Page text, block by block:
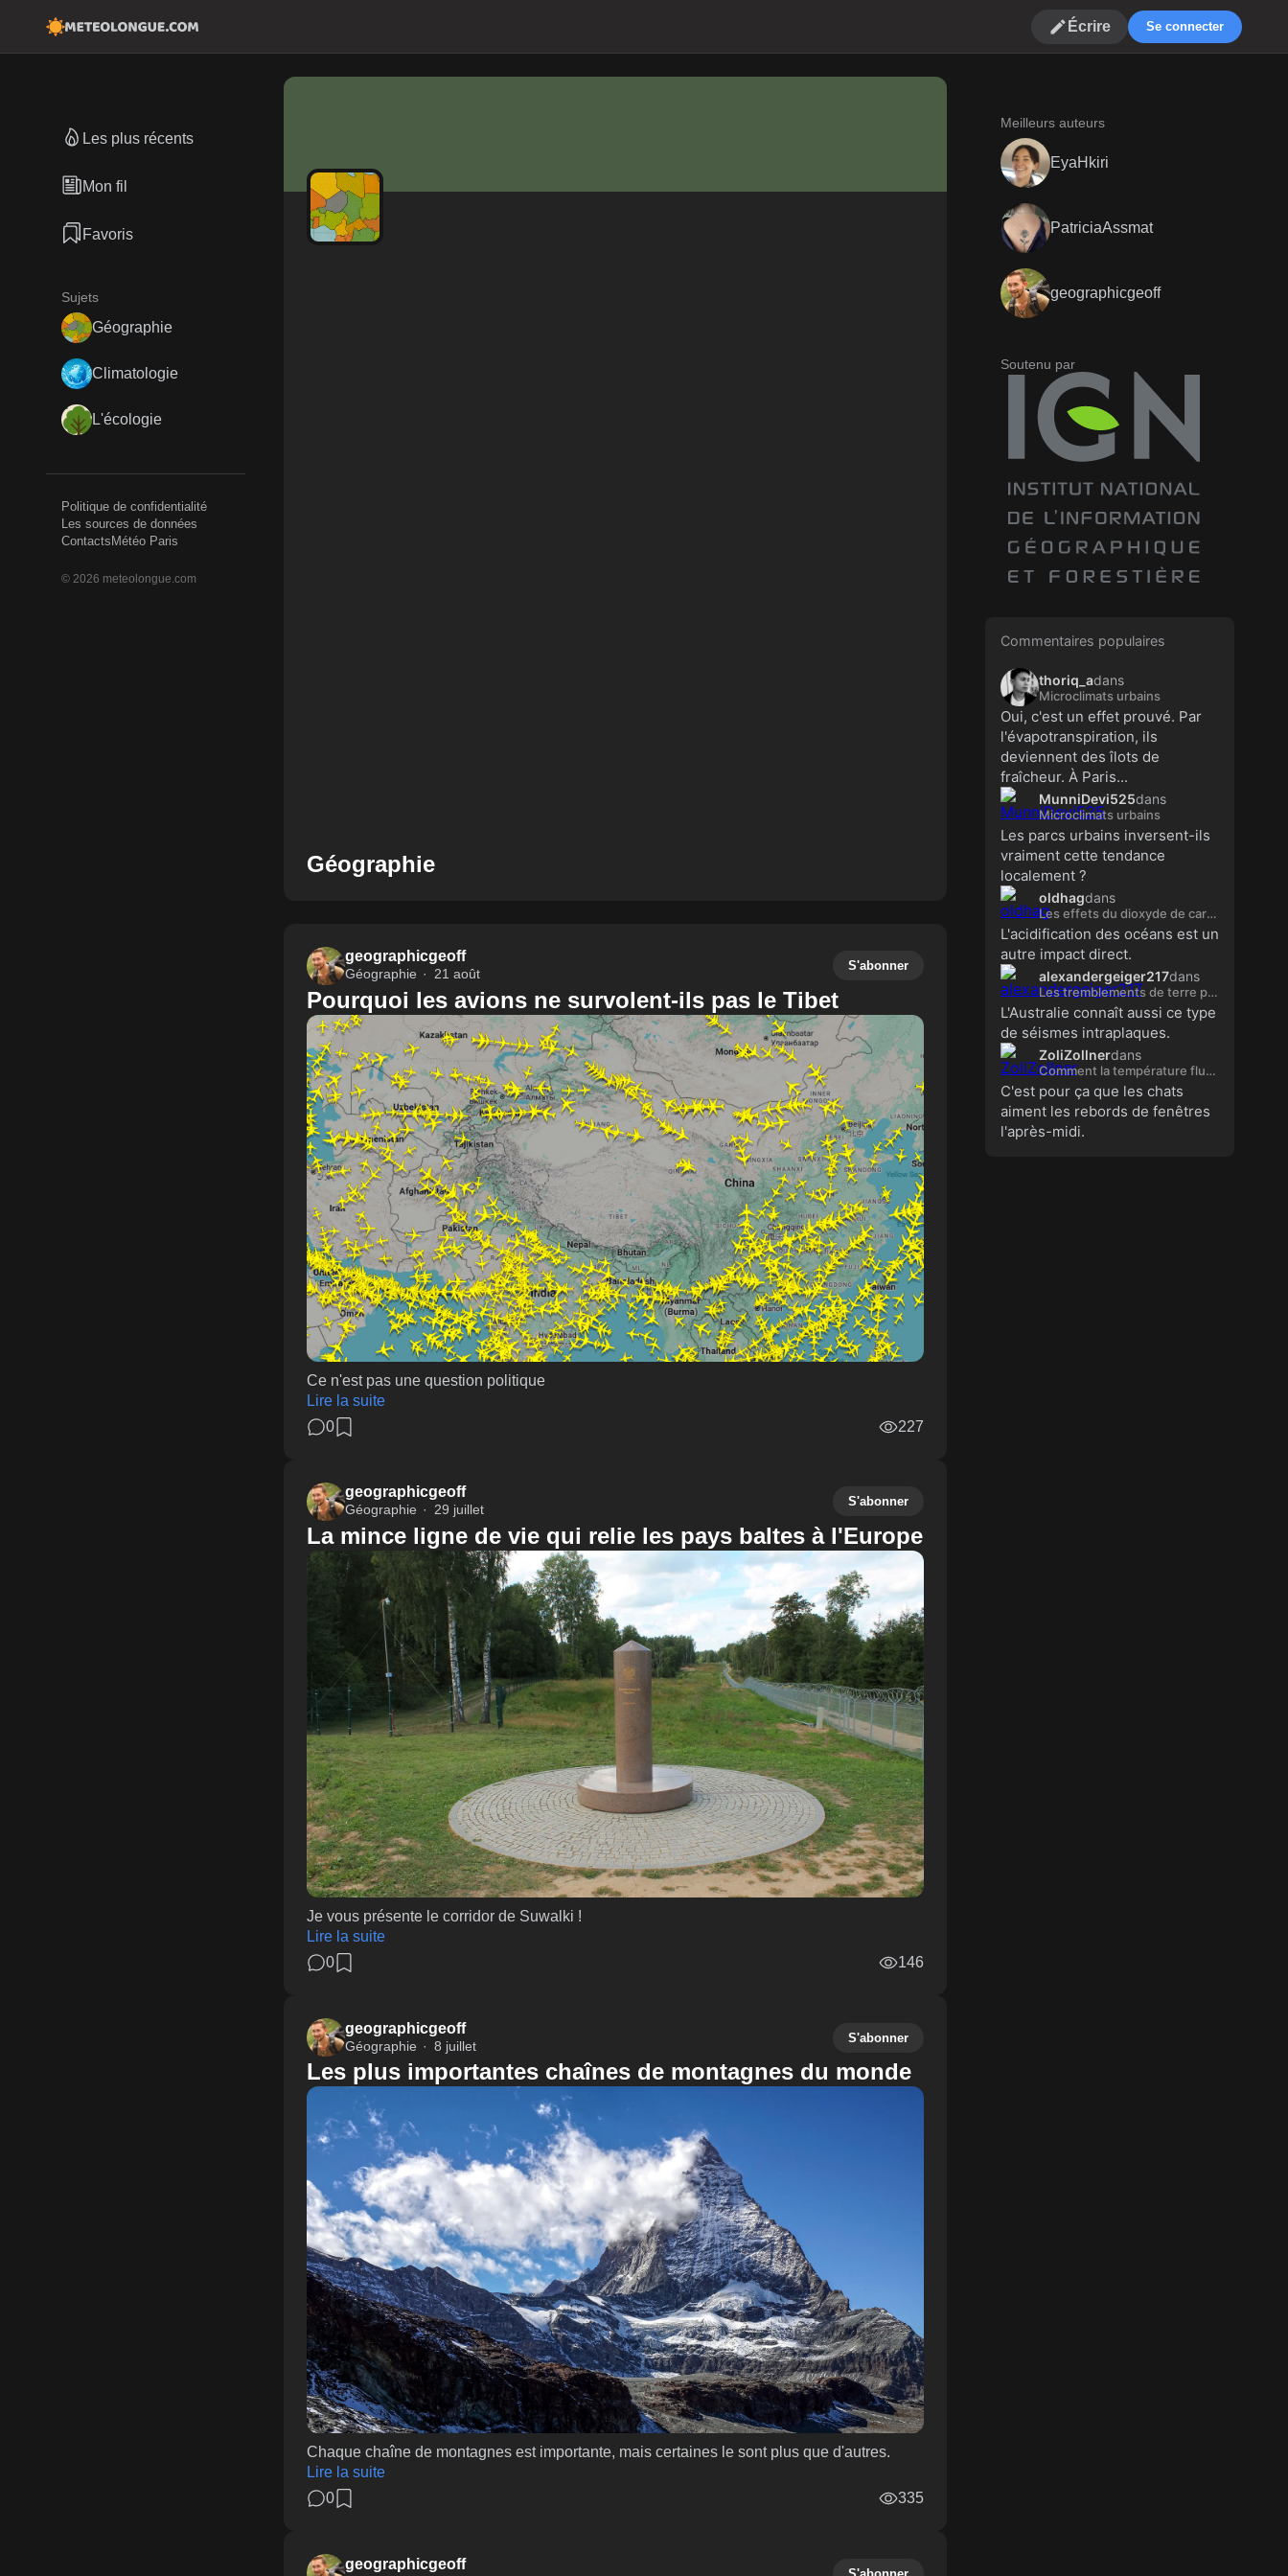
Écrire Se connecter
Les plus récents
Mon fil
Favoris
Sujets
Géographie
Climatologie
L'écologie
Politique de confidentialité
Les sources de données
Contacts Météo Paris
© 2026 meteolongue.com
Géographie
geographicgeoff
Géographie 21 août
S'abonner
Pourquoi les avions ne survolent-ils pas le Tibet
Ce n'est pas une question politique
Lire la suite
0
227
geographicgeoff
Géographie 29 juillet
S'abonner
La mince ligne de vie qui relie les pays baltes à l'Europe
Je vous présente le corridor de Suwalki !
Lire la suite
0
146
geographicgeoff
Géographie 8 juillet
S'abonner
Les plus importantes chaînes de montagnes du monde
Chaque chaîne de montagnes est importante, mais certaines le sont plus que d'autres.
Lire la suite
0
335
geographicgeoff
Meilleurs auteurs
EyaHkiri
PatriciaAssmat
geographicgeoff
Soutenu par
Commentaires populaires
thoriq_adans
Microclimats urbains
Oui, c'est un effet prouvé. Par
l'évapotranspiration, ils
deviennent des îlots de
fraîcheur. À Paris...
MunniDevi525dans
Microclimats urbains
Les parcs urbains inversent-ils
vraiment cette tendance
localement ?
oldhagdans
Les effets du dioxyde de carbone sur la pollution atmosphérique
L'acidification des océans est un
autre impact direct.
alexandergeiger217dans
Les tremblements de terre peuvent frapper presque n'importe où
L'Australie connaît aussi ce type
de séismes intraplaques.
ZoliZollnerdans
Comment la température fluctue-t-elle au cours de la journée ?
C'est pour ça que les chats
aiment les rebords de fenêtres
l'après-midi.